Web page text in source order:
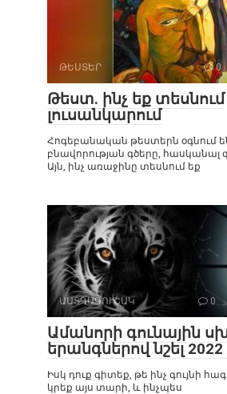
ԹԵՍՏԵՐ 0
Թեստ. ինչ եք տեսնում
լուսանկարում
Հոգեբանական թեստերն օգնում են
բնավորության գծերը, հասկանալ
Այն, ինչ առաջինը տեսնում եք
ԱՍՏՂԱԳՈՒՇԱԿ 0
Ամանորի գունային
երանգներով նշել
Իսկ դուք գիտեք, թե ինչ գույնի
կրեք այս տարի, և ինչպես